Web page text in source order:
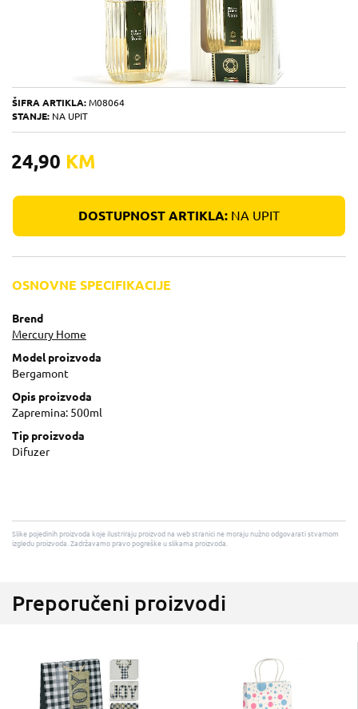
ŠIFRA ARTIKLA: M08064
STANJE: NA UPIT
24,90 KM
DOSTUPNOST ARTIKLA: NA UPIT
OSNOVNE SPECIFIKACIJE
Brend
Mercury Home
Model proizvoda
Bergamont
Opis proizvoda
Zapremina: 500ml
Tip proizvoda
Difuzer
Slike pojedinih proizvoda koje ilustriraju proizvod na web stranici ne moraju nužno odgovarati stvarnom
izgledu proizvoda. Zadržavamo pravo pogreške u slikama proizvoda.
Preporučeni proizvodi